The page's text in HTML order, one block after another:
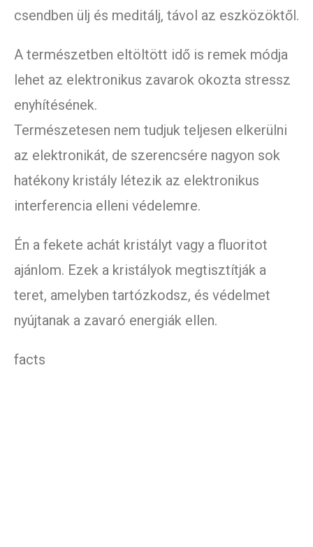
csendben ülj és meditálj, távol az eszközöktől.
A természetben eltöltött idő is remek módja
lehet az elektronikus zavarok okozta stressz
enyhítésének.
Természetesen nem tudjuk teljesen elkerülni
az elektronikát, de szerencsére nagyon sok
hatékony kristály létezik az elektronikus
interferencia elleni védelemre.
Én a fekete achát kristályt vagy a fluoritot
ajánlom. Ezek a kristályok megtisztítják a
teret, amelyben tartózkodsz, és védelmet
nyújtanak a zavaró energiák ellen.
facts